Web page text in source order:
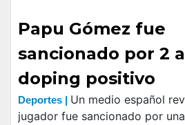
Papu Gómez fue
sancionado por 2
doping positivo
Deportes | Un medio español
jugador fue sancionado por